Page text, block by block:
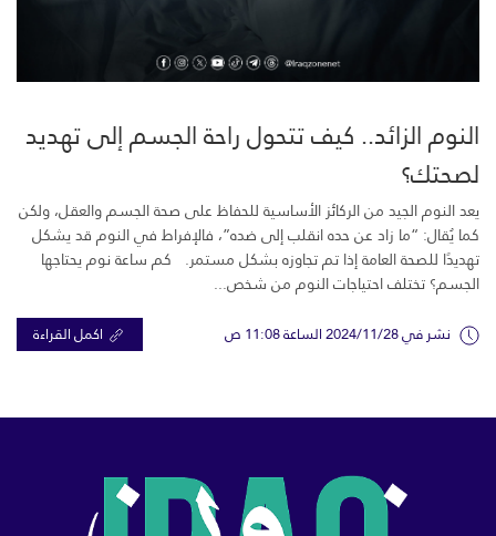
النوم الزائد.. كيف تتحول راحة الجسم إلى تهديد
لصحتك؟
يعد النوم الجيد من الركائز الأساسية للحفاظ على صحة الجسم والعقل، ولكن
كما يُقال: “ما زاد عن حده انقلب إلى ضده”، فالإفراط في النوم قد يشكل
تهديدًا للصحة العامة إذا تم تجاوزه بشكل مستمر. كم ساعة نوم يحتاجها
الجسم؟ تختلف احتياجات النوم من شخص...
نشر في 2024/11/28 الساعة 11:08 ص اكمل القراءة